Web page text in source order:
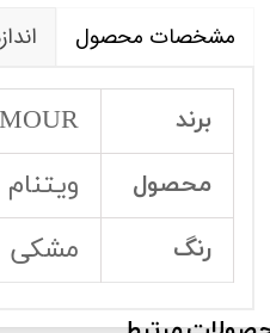
مشخصات محصول
برند
محصول ویتنام
رنگ مشکی